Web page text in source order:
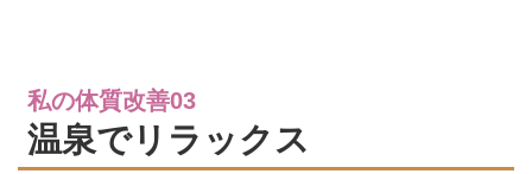
私の体質改善03
温泉でリラックス